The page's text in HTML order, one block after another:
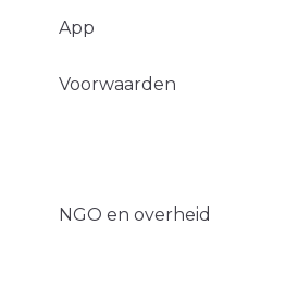
App
Voorwaarden
NGO en overheid